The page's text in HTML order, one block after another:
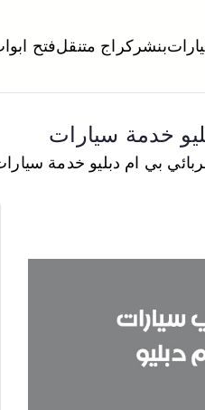
وصيانة سيارات امام المنزل
بنشر كراج متنقلفتح